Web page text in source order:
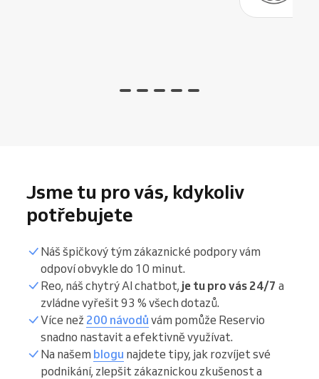
Jsme tu pro vás, kdykoliv
potřebujete
Náš špičkový tým zákaznické podpory vám
odpoví obvykle do 10 minut.
Reo, náš chytrý AI chatbot, je tu pro vás 24/7 a
zvládne vyřešit 93 % všech dotazů.
Více než 200 návodů vám pomůže Reservio
snadno nastavit a efektivně využívat.
Na našem blogu najdete tipy, jak rozvíjet své
podnikání, zlepšit zákaznickou zkušenost a